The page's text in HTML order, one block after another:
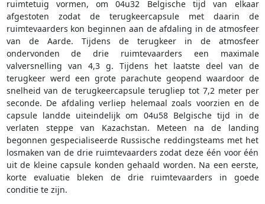
ruimtetuig vormen, om 04u32 Belgische tijd van elkaar
afgestoten zodat de terugkeercapsule met daarin de
ruimtevaarders kon beginnen aan de afdaling in de atmosfeer
van de Aarde. Tijdens de terugkeer in de atmosfeer
ondervonden de drie ruimtevaarders een maximale
valversnelling van 4,3 g. Tijdens het laatste deel van de
terugkeer werd een grote parachute geopend waardoor de
snelheid van de terugkeercapsule terugliep tot 7,2 meter per
seconde. De afdaling verliep helemaal zoals voorzien en de
capsule landde uiteindelijk om 04u58 Belgische tijd in de
verlaten steppe van Kazachstan. Meteen na de landing
begonnen gespecialiseerde Russische reddingsteams met het
losmaken van de drie ruimtevaarders zodat deze één voor één
uit de kleine capsule konden gehaald worden. Na een eerste,
korte evaluatie bleken de drie ruimtevaarders in goede
conditie te zijn.